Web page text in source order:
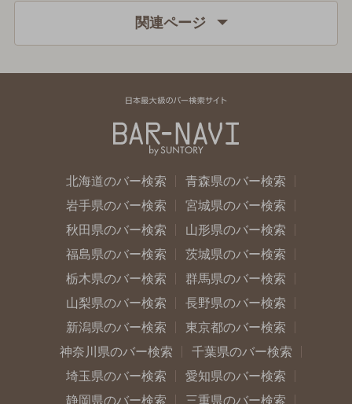
関連ページ
北海道のバー検索
青森県のバー検索
岩手県のバー検索
宮城県のバー検索
秋田県のバー検索
山形県のバー検索
福島県のバー検索
茨城県のバー検索
栃木県のバー検索
群馬県のバー検索
山梨県のバー検索
長野県のバー検索
新潟県のバー検索
東京都のバー検索
神奈川県のバー検索
千葉県のバー検索
埼玉県のバー検索
愛知県のバー検索
静岡県のバー検索
三重県のバー検索